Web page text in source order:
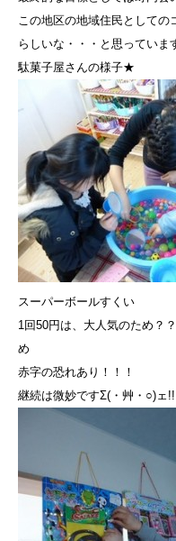
この地区の地域住民として
らしいな・・・と思っていま
駄菓子屋さんの様子★
スーパーボールすくい
1回50円は、大人気のため？
め
赤字の恐れあり！！！
継続は微妙ですΣ(・艸・○)ェ!!